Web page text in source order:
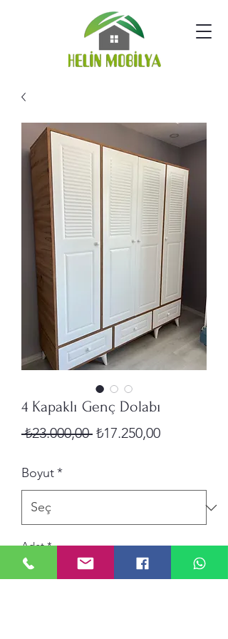
4 Kapaklı Genç Dolabı
₺23.000,00 Normal
₺17.250,00İndirimli
Boyut*
Adet *